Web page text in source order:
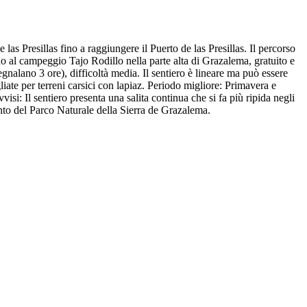
Presillas fino a raggiungere il Puerto de las Presillas. Il percorso
campeggio Tajo Rodillo nella parte alta di Grazalema, gratuito e
3 ore), difficoltà media. Il sentiero è lineare ma può essere
per terreni carsici con lapiaz. Periodo migliore: Primavera e
Il sentiero presenta una salita continua che si fa più ripida negli
del Parco Naturale della Sierra de Grazalema.